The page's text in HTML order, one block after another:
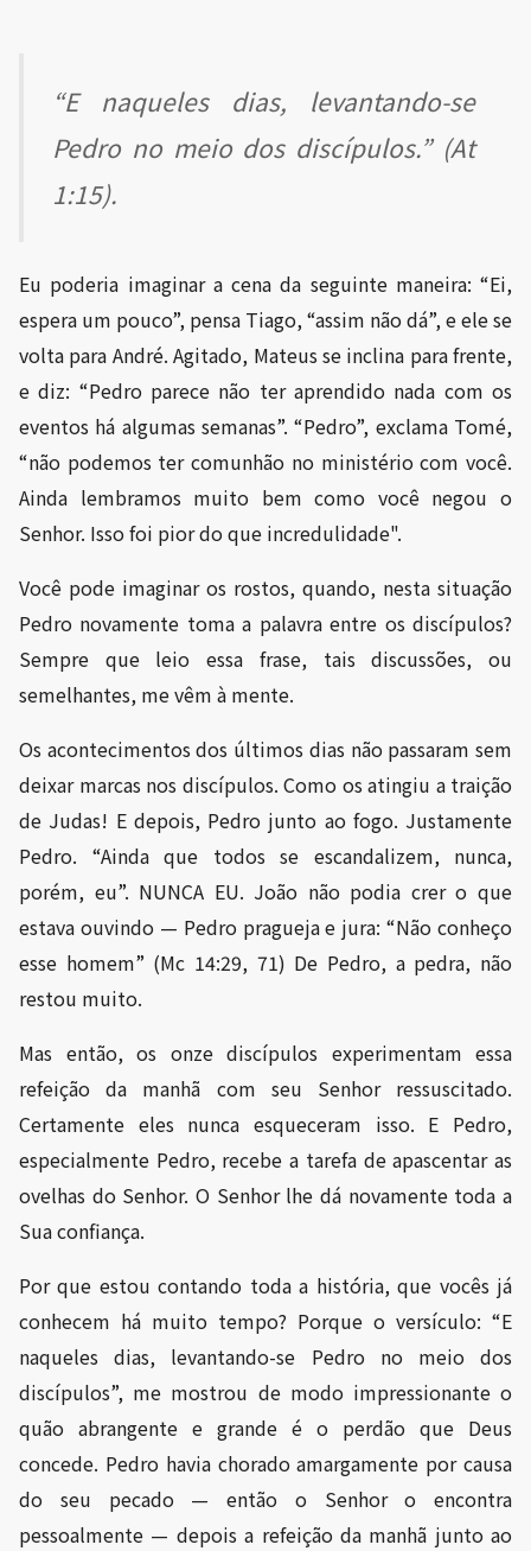
“E naqueles dias, levantando-se
Pedro no meio dos discípulos.” (At
1:15).
Eu poderia imaginar a cena da seguinte maneira: “Ei,
espera um pouco”, pensa Tiago, “assim não dá”, e ele se
volta para André. Agitado, Mateus se inclina para frente,
e diz: “Pedro parece não ter aprendido nada com os
eventos há algumas semanas”. “Pedro”, exclama Tomé,
“não podemos ter comunhão no ministério com você.
Ainda lembramos muito bem como você negou o
Senhor. Isso foi pior do que incredulidade".
Você pode imaginar os rostos, quando, nesta situação
Pedro novamente toma a palavra entre os discípulos?
Sempre que leio essa frase, tais discussões, ou
semelhantes, me vêm à mente.
Os acontecimentos dos últimos dias não passaram sem
deixar marcas nos discípulos. Como os atingiu a traição
de Judas! E depois, Pedro junto ao fogo. Justamente
Pedro. “Ainda que todos se escandalizem, nunca,
porém, eu”. NUNCA EU. João não podia crer o que
estava ouvindo — Pedro pragueja e jura: “Não conheço
esse homem” (Mc 14:29, 71) De Pedro, a pedra, não
restou muito.
Mas então, os onze discípulos experimentam essa
refeição da manhã com seu Senhor ressuscitado.
Certamente eles nunca esqueceram isso. E Pedro,
especialmente Pedro, recebe a tarefa de apascentar as
ovelhas do Senhor. O Senhor lhe dá novamente toda a
Sua confiança.
Por que estou contando toda a história, que vocês já
conhecem há muito tempo? Porque o versículo: “E
naqueles dias, levantando-se Pedro no meio dos
discípulos”, me mostrou de modo impressionante o
quão abrangente e grande é o perdão que Deus
concede. Pedro havia chorado amargamente por causa
do seu pecado — então o Senhor o encontra
pessoalmente — depois a refeição da manhã junto ao